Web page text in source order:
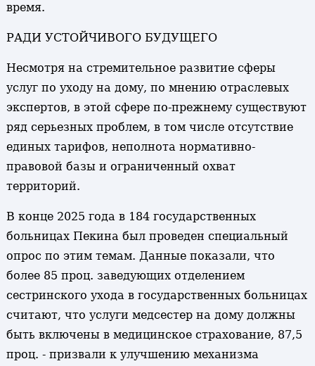
время.
РАДИ УСТОЙЧИВОГО БУДУЩЕГО
Несмотря на стремительное развитие сферы
услуг по уходу на дому, по мнению отраслевых
экспертов, в этой сфере по-прежнему существуют
ряд серьезных проблем, в том числе отсутствие
единых тарифов, неполнота нормативно-
правовой базы и ограниченный охват
территорий.
В конце 2025 года в 184 государственных
больницах Пекина был проведен специальный
опрос по этим темам. Данные показали, что
более 85 проц. заведующих отделением
сестринского ухода в государственных больницах
считают, что услуги медсестер на дому должны
быть включены в медицинское страхование, 87,5
проц. - призвали к улучшению механизма